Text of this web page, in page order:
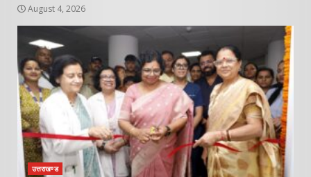
August 4, 2026
उत्तराखण्ड